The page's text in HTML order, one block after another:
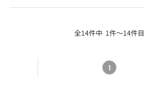
全14件中 1件～14件目
1